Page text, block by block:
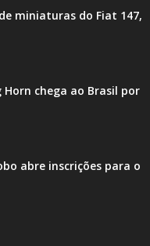
miniaturas do Fiat 147,
Horn chega ao Brasil por
abre inscrições para o